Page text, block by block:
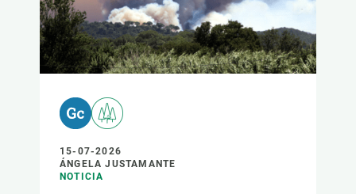
15-07-2026
ÁNGELA JUSTAMANTE
NOTICIA